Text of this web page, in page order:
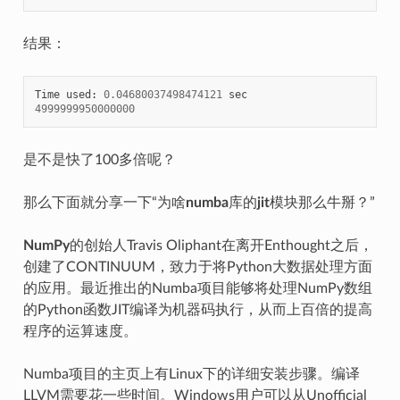
结果：
Time used : 0.04680037498474121
sec
4999999950000000
是不是快了100多倍呢？
那么下面就分享一下“为啥numba库的jit模块那么牛掰？”
NumPy的创始人Travis Oliphant在离开Enthought之后，
创建了CONTINUUM，致力于将Python大数据处理方面
的应用。最近推出的Numba项目能够将处理NumPy数组
的Python函数JIT编译为机器码执行，从而上百倍的提高
程序的运算速度。
Numba项目的主页上有Linux下的详细安装步骤。编译
LLVM需要花一些时间。Windows用户可以从Unofficial